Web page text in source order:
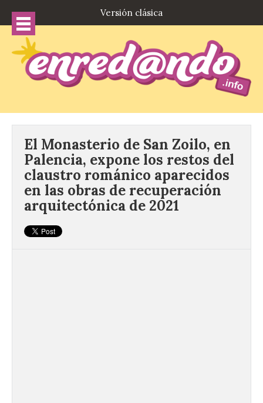
Versión clásica
El Monasterio de San Zoilo, en
Palencia, expone los restos del
claustro románico aparecidos
en las obras de recuperación
arquitectónica de 2021